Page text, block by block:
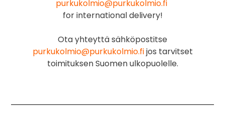
purkukolmio@purkukolmio.fi
for international delivery!
Ota yhteyttä sähköpostitse
purkukolmio@purkukolmio.fijos tarvitset
toimituksen Suomen ulkopuolelle.